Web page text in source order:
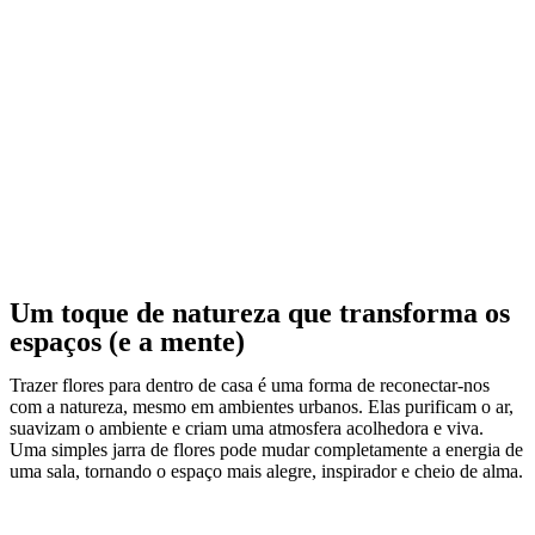
Um toque de natureza que transforma os
espaços (e a mente)
Trazer flores para dentro de casa é uma forma de reconectar-nos
com a natureza, mesmo em ambientes urbanos. Elas purificam o ar,
suavizam o ambiente e criam uma atmosfera acolhedora e viva.
Uma simples jarra de flores pode mudar completamente a energia de
uma sala, tornando o espaço mais alegre, inspirador e cheio de alma.